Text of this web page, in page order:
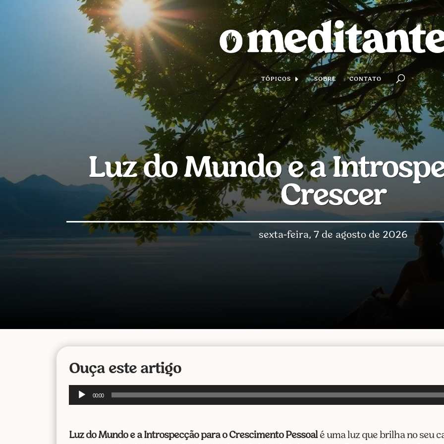
TÓPICOS SOBRE CONTATO
Luz do Mundo e a
Crescer
sexta-feira, 7 de agosto de 2026
Ouça este artigo
Tocador
de
00:00
Luz do Mundo e a Introspecção para o Crescimento Pessoalé uma luz que brilha no seu